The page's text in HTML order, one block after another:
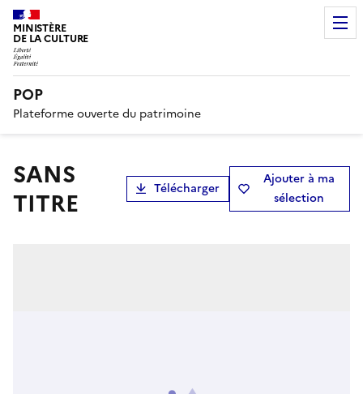
MINISTÈRE
DE LA CULTURE
POP
Plateforme ouverte du patrimoine
SANS
TITRE
Télécharger
Ajouter à ma
sélection